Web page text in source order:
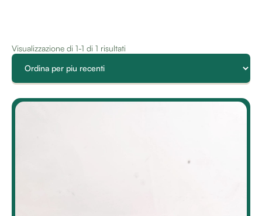
Visualizzazione di 1-1 di 1 risultati